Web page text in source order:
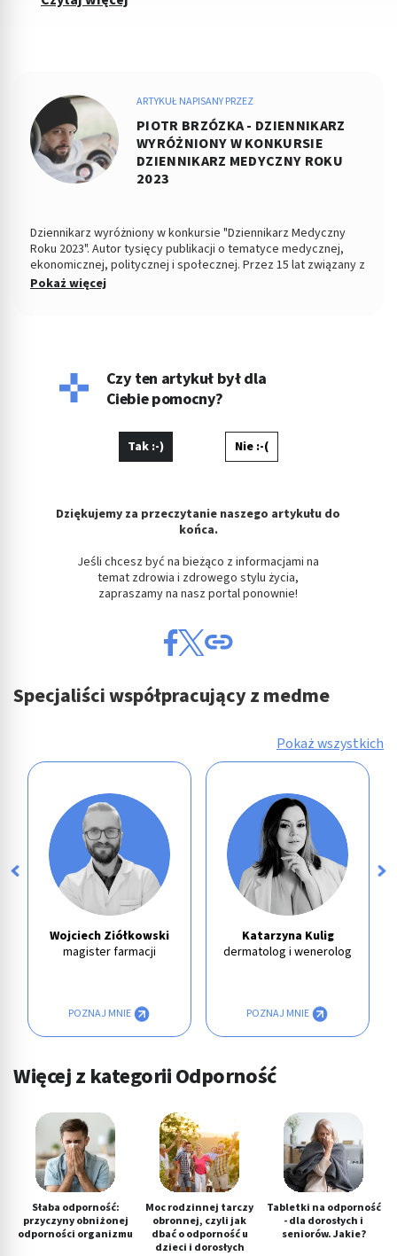
ARTYKUŁ NAPISANY PRZEZ
PIOTR BRZÓZKA - DZIENNIKARZ
WYRÓŻNIONY W KONKURSIE
DZIENNIKARZ MEDYCZNY ROKU
2023
Dziennikarz wyróżniony w konkursie "Dziennikarz Medyczny
Roku 2023". Autor tysięcy publikacji o tematyce medycznej,
ekonomicznej, politycznej i społecznej. Przez 15 lat związany z
Dziennikiem Łódzkim i Polska TheTimes. Z wykształcenia
Pokaż więcej
Czy ten artykuł był dla
Ciebie pomocny?
Tak :-) Nie :-(
Dziękujemy za przeczytanie naszego artykułu do
końca.
Jeśli chcesz być na bieżąco z informacjami na
temat zdrowia i zdrowego stylu życia,
zapraszamy na nasz portal ponownie!
Specjaliści współpracujący z medme
Pokaż wszystkich
Wojciech Ziółkowski
magister farmacji
POZNAJ MNIE
Katarzyna Kulig
dermatolog i wenerolog
POZNAJ MNIE
Więcej z kategorii Odporność
Słaba odporność:
przyczyny obniżonej
odporności organizmu
Moc rodzinnej tarczy
obronnej, czyli jak
dbać o odporność u
dzieci i dorosłych
Tabletki na odporność
- dla dorosłych i
seniorów. Jakie?